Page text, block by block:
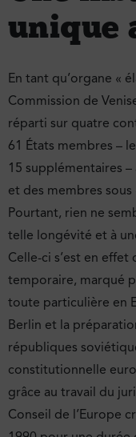
unique
En tant qu’organe «
Commission de
réparti sur quatre
61 États membres –
15 supplémentaires
et des membres
Pourtant, rien ne
telle longévité et à
Celle-ci s’est en effet
temporaire, marqué
toute particulière en
Berlin et la
républiques
constitutionnelle
grâce au travail du
Conseil de l’Europe